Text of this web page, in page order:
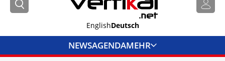
EnglishDeutsch
NEWSAGENDAMEHR